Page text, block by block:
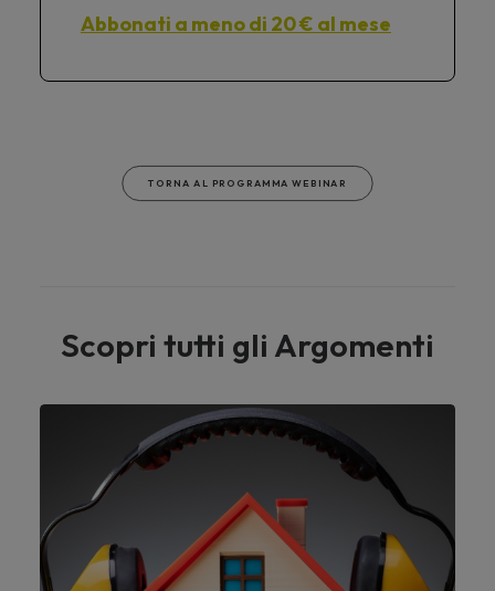
Abbonati a meno di 20 € al mese
TORNA AL PROGRAMMA WEBINAR
Scopri tutti gli Argomenti